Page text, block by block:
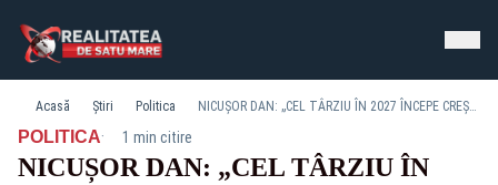
Acasă Știri Politica NICUȘOR DAN: „CEL TÂRZIU ÎN 2027 ÎNCEPE CREȘTEREA ECONOMICĂ ÎN ROMÂNIA”
POLITICA· 1 min citire
NICUȘOR DAN: „CEL TÂRZIU ÎN